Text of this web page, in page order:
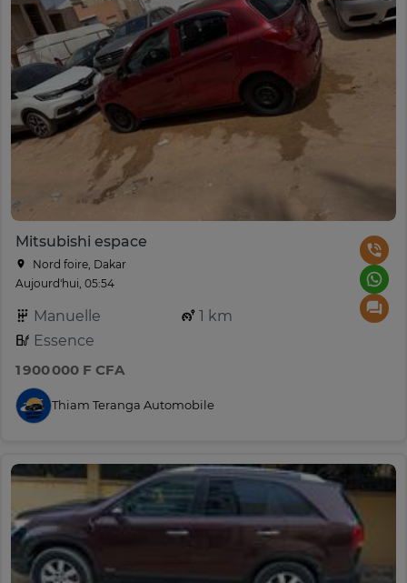
Mitsubishi espace
Nord foire, Dakar
Aujourd'hui, 05:54
Manuelle
1 km
Essence
1 900 000 F CFA
Thiam Teranga Automobile